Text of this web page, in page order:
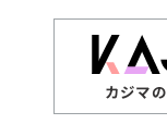
カジマの